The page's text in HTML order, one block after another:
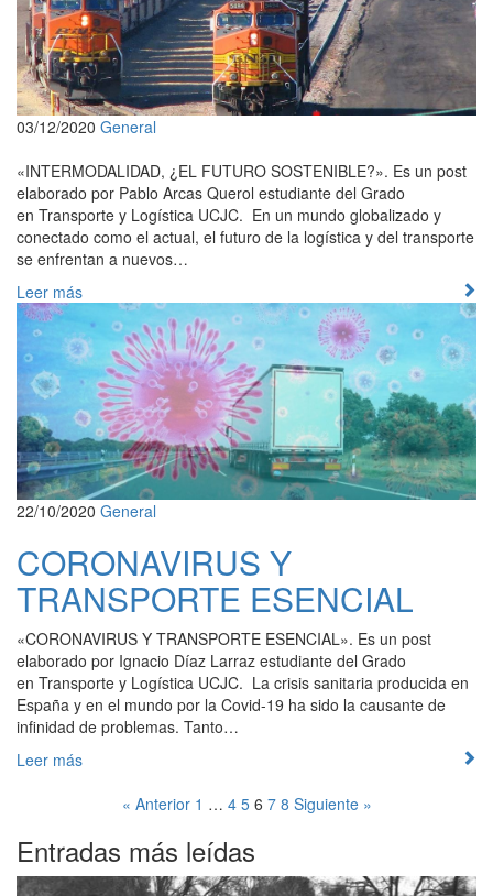
03/12/2020 General
«INTERMODALIDAD, ¿EL FUTURO SOSTENIBLE?». Es un post
elaborado por Pablo Arcas Querol estudiante del Grado
en Transporte y Logística UCJC. En un mundo globalizado y
conectado como el actual, el futuro de la logística y del transporte
se enfrentan a nuevos…
Leer más
22/10/2020 General
CORONAVIRUS Y
TRANSPORTE ESENCIAL
«CORONAVIRUS Y TRANSPORTE ESENCIAL». Es un post
elaborado por Ignacio Díaz Larraz estudiante del Grado
en Transporte y Logística UCJC. La crisis sanitaria producida en
España y en el mundo por la Covid-19 ha sido la causante de
infinidad de problemas. Tanto…
Leer más
« Anterior 1 … 4 5 6 7 8 Siguiente »
Entradas más leídas